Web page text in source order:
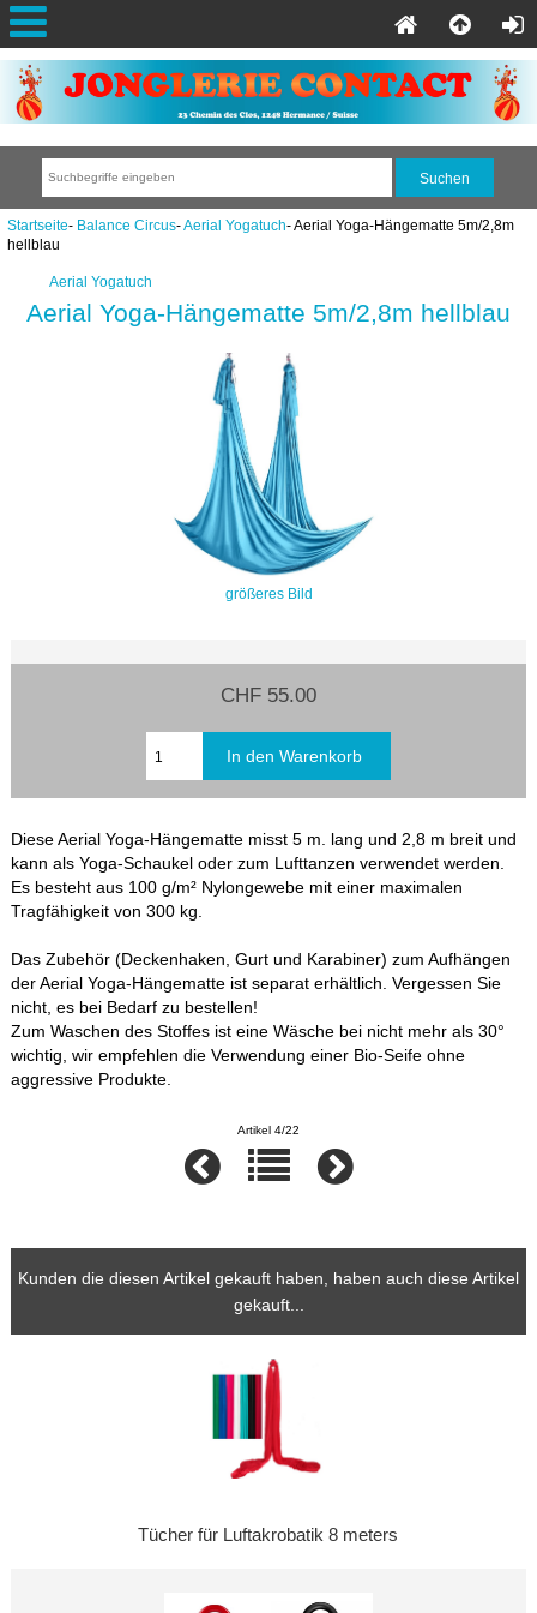
Startseite- Balance Circus-Aerial Yogatuch- Aerial Yoga-Hängematte 5m/2,8m
hellblau
Aerial Yogatuch
Aerial Yoga-Hängematte 5m/2,8m hellblau
größeres Bild
CHF 55.00
Diese Aerial Yoga-Hängematte misst 5 m. lang und 2,8 m breit und
kann als Yoga-Schaukel oder zum Lufttanzen verwendet werden.
Es besteht aus 100 g/m² Nylongewebe mit einer maximalen
Tragfähigkeit von 300 kg.
Das Zubehör (Deckenhaken, Gurt und Karabiner) zum Aufhängen
der Aerial Yoga-Hängematte ist separat erhältlich. Vergessen Sie
nicht, es bei Bedarf zu bestellen!
Zum Waschen des Stoffes ist eine Wäsche bei nicht mehr als 30°
wichtig, wir empfehlen die Verwendung einer Bio-Seife ohne
aggressive Produkte.
Artikel 4/22
Kunden die diesen Artikel gekauft haben, haben auch diese Artikel
gekauft...
Tücher für Luftakrobatik 8 meters